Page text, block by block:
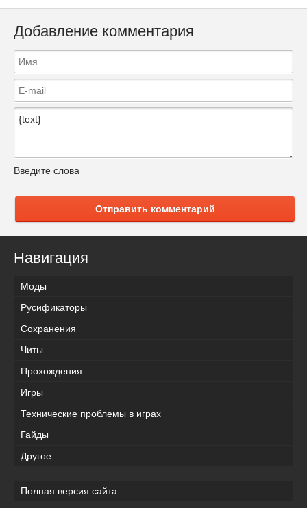
Добавление комментария
Введите слова
Отправить комментарий
Навигация
Моды
Русификаторы
Сохранения
Читы
Прохождения
Игры
Технические проблемы в играх
Гайды
Другое
Полная версия сайта